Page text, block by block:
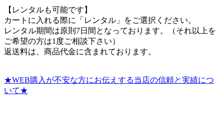
【レンタルも可能です】
カートに入れる際に「レンタル」をご選択ください。
レンタル期間は原則7日間となっております。（それ以上を
ご希望の方は1度ご相談下さい）
返送料は、商品代金に含まれております。
★WEB購入が不安な方にお伝えする当店の信頼と実績につ
いて★